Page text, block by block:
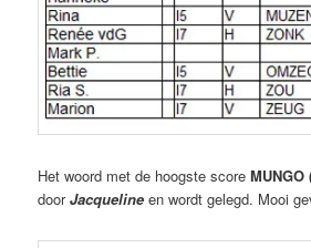
Het woord met de hoogste scoreMUNGO
doorJacqueline en wordt gelegd. Mooi